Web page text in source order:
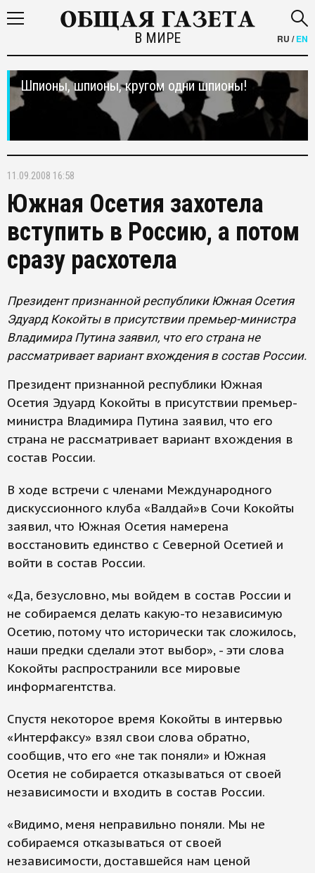
В МИРЕ RU /EN
Шпионы, шпионы, кругом одни шпионы!
11.09.2008 16:58
Южная Осетия захотела
вступить в Россию, а потом
сразу расхотела
Президент признанной республики Южная Осетия
Эдуард Кокойты в присутствии премьер-министра
Владимира Путина заявил, что его страна не
рассматривает вариант вхождения в состав России.
Президент признанной республики Южная
Осетия Эдуард Кокойты в присутствии премьер-
министра Владимира Путина заявил, что его
страна не рассматривает вариант вхождения в
состав России.
В ходе встречи с членами Международного
дискуссионного клуба «Валдай»в Сочи Кокойты
заявил, что Южная Осетия намерена
восстановить единство с Северной Осетией и
войти в состав России.
«Да, безусловно, мы войдем в состав России и
не собираемся делать какую-то независимую
Осетию, потому что исторически так сложилось,
наши предки сделали этот выбор», - эти слова
Кокойты распространили все мировые
информагентства.
Спустя некоторое время Кокойты в интервью
«Интерфаксу» взял свои слова обратно,
сообщив, что его «не так поняли» и Южная
Осетия не собирается отказываться от своей
независимости и входить в состав России.
«Видимо, меня неправильно поняли. Мы не
собираемся отказываться от своей
независимости, доставшейся нам ценой